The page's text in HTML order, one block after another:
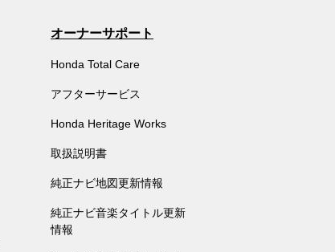
オーナーサポート
Honda Total Care
アフターサービス
Honda Heritage Works
取扱説明書
純正ナビ地図更新情報
純正ナビ音楽タイトル更新
情報